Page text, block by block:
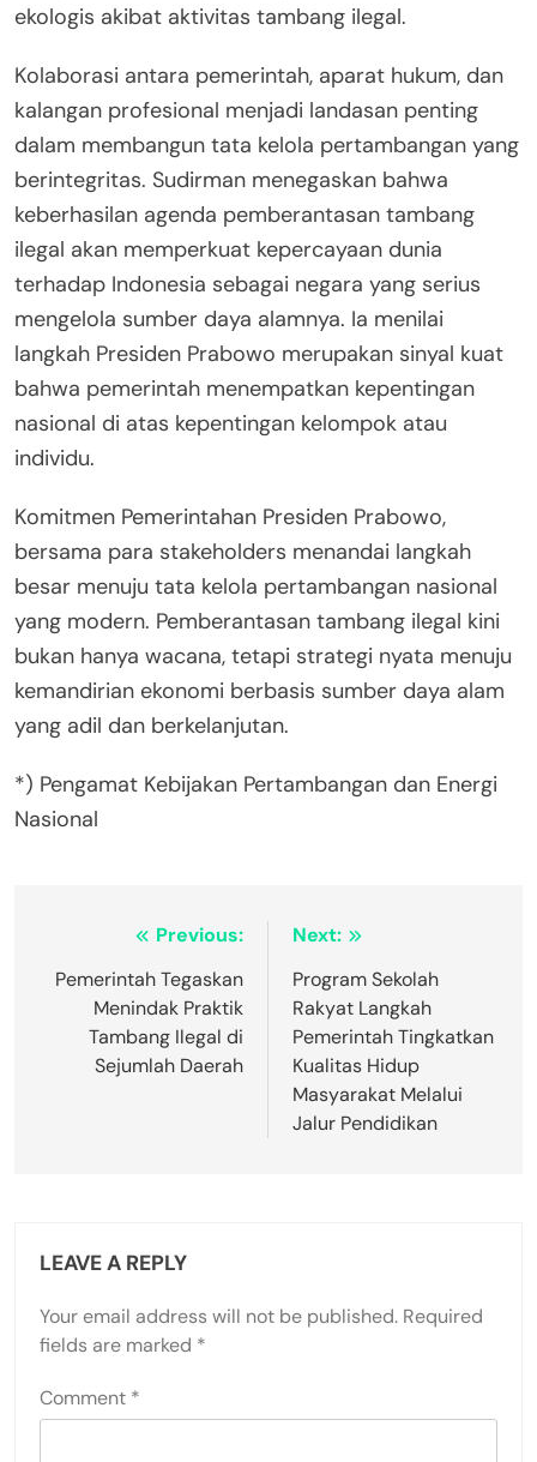
ekologis akibat aktivitas tambang ilegal.
Kolaborasi antara pemerintah, aparat hukum, dan
kalangan profesional menjadi landasan penting
dalam membangun tata kelola pertambangan yang
berintegritas. Sudirman menegaskan bahwa
keberhasilan agenda pemberantasan tambang
ilegal akan memperkuat kepercayaan dunia
terhadap Indonesia sebagai negara yang serius
mengelola sumber daya alamnya. Ia menilai
langkah Presiden Prabowo merupakan sinyal kuat
bahwa pemerintah menempatkan kepentingan
nasional di atas kepentingan kelompok atau
individu.
Komitmen Pemerintahan Presiden Prabowo,
bersama para stakeholders menandai langkah
besar menuju tata kelola pertambangan nasional
yang modern. Pemberantasan tambang ilegal kini
bukan hanya wacana, tetapi strategi nyata menuju
kemandirian ekonomi berbasis sumber daya alam
yang adil dan berkelanjutan.
*) Pengamat Kebijakan Pertambangan dan Energi
Nasional
navigation
Previous:
Pemerintah Tegaskan
Menindak Praktik
Tambang Ilegal di
Sejumlah Daerah
Next:
Program Sekolah
Rakyat Langkah
Pemerintah Tingkatkan
Kualitas Hidup
Masyarakat Melalui
Jalur Pendidikan
LEAVE A REPLY
Your email address will not be published. Required
fields are marked *
Comment *